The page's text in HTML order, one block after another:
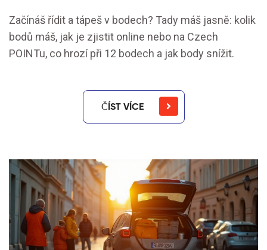
Začínáš řídit a tápeš v bodech? Tady máš jasně: kolik
bodů máš, jak je zjistit online nebo na Czech
POINTu, co hrozí při 12 bodech a jak body snížit.
ČÍST VÍCE